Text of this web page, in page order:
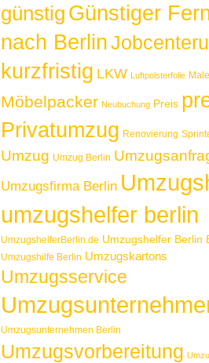
günstig Günstiger
nach Berlin
kurzfristig LKW Luftpolsterfolie
Möbelpacker Neubuchung Preis
Privatumzug Renovierung
Umzug Umzug Berlin
Umzugsfirma Berlin
umzugshelfer berlin
UmzugshelferBerlin.de Umzugshelfer Berlin
Umzugshilfe Berlin Umzugskartons
Umzugsservice
Umzugsunternehmen Berlin
Umzugsvorbereitung